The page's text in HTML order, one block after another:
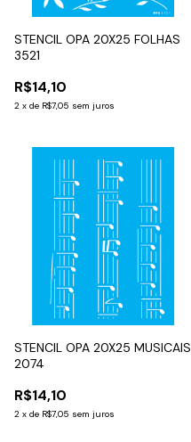
STENCIL OPA 20X25 FOLHAS
3521
R$14,10
2 x de R$7,05 sem juros
STENCIL OPA 20X25 MUSICAIS
2074
R$14,10
2 x de R$7,05 sem juros